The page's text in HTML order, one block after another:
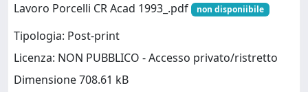
Lavoro Porcelli CR Acad 1993_.pdf
non disponiibile
Tipologia: Post-print
Licenza: NON PUBBLICO - Accesso privato/ristretto
Dimensione 708.61 kB